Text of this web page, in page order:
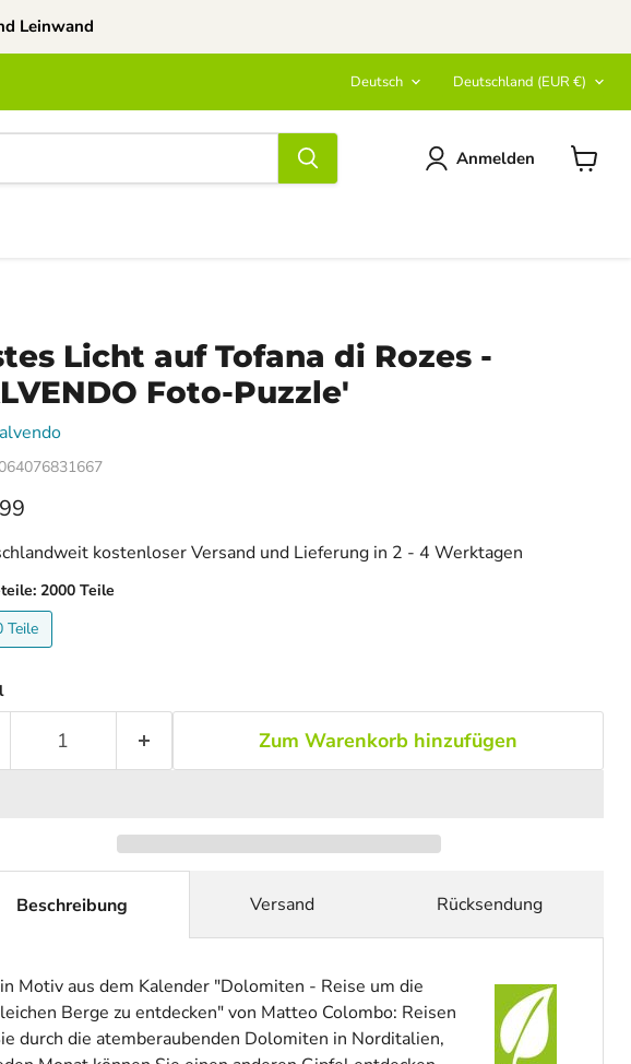
Leinwand
Sprache
Deutsch Land
Deutschland (EUR €)
Anmelden
Licht auf Tofana di Rozes -
Foto-Puzzle'
Preis
kostenloser Versand und Lieferung in 2 - 4 Werktagen
2000 Teile
Teile
Zum Warenkorb hinzufügen
Beschreibung
Motiv aus dem Kalender "Dolomiten - Reise um die
Berge zu entdecken" von Matteo Colombo: Reisen
durch die atemberaubenden Dolomiten in Norditalien,
Versand Rücksendung